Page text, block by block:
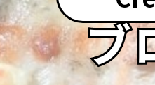
ブ
ブ